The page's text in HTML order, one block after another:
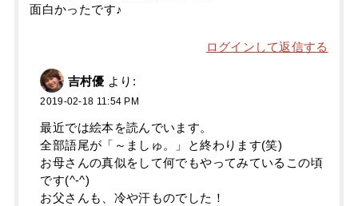
面白かったです♪
ログインして返信する
吉村優 より:
2019-02-18 11:54 PM
最近では絵本を読んでいます。
全部語尾が「～ましゅ。」と終わります(笑)
お母さんの真似をして何でもやってみているこの頃
です(^-^)
お父さんも、冷や汗ものでした！